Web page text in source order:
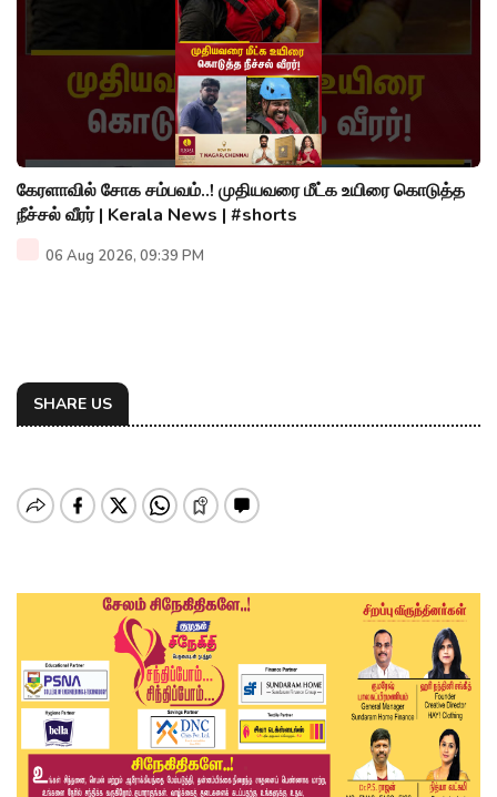
கேரளாவில் சோக சம்பவம்..! முதியவரை மீட்க உயிரை கொடுத்த
நீச்சல் வீரர் | Kerala News | #shorts
06 Aug 2026, 09:39 PM
SHARE US